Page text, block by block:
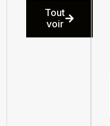
Tout
voir